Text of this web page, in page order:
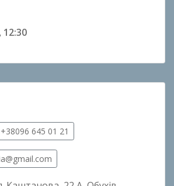
12:30
+38096 645 01 21